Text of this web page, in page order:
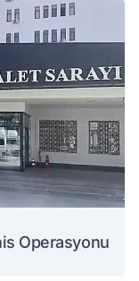
Operasyonu